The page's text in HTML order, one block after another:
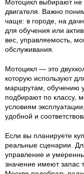
Мотоцикл выбирают
двигателя. Важно
чаще: в городе, на
для обучения или
вес, управляемость,
обслуживания.
Мотоцикл — это
которую используют
маршрутам, обучению
подбирают по классу,
условиям
удобной и
Если вы планируете
реальные сценарии.
управление и
значение имеют запас